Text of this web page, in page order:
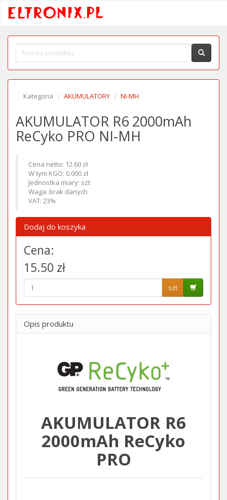
Kategoria AKUMULATORY NI-MH
AKUMULATOR R6 2000mAh
ReCyko PRO NI-MH
Cena netto: 12.60 zł
W tym KGO: 0.000 zł
Jednostka miary: szt
Waga: brak danych
VAT: 23%
Dodaj do koszyka
Cena:
15.50 zł
szt
Opis produktu
AKUMULATOR R6
2000mAh ReCyko
PRO